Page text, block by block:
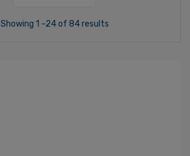
Showing 1 –24 of 84 results